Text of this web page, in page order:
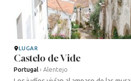
LUGAR
Castelo de Vide
Portugal › Alentejo